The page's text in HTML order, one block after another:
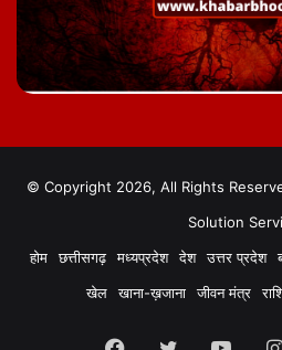
© Copyright 2026, All Rights
Solution
होम
छत्तीसगढ़ मध्यप्रदेश देश उत्तर प्रदेश
खेल
खाना-ख़जाना जीवन मंत्र